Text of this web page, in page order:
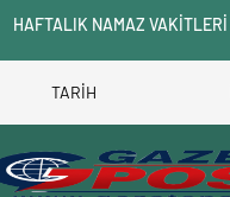
HAFTALIK NAMAZ VAKİTLERİ
TARİH